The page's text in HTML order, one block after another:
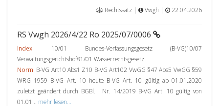
Rechtssatz |
Vwgh | 22.04.2026
RS Vwgh 2026/4/22 Ro 2025/07/0006
Index: 10/01 Bundes-Verfassungsgesetz (B-VG)10/07
Verwaltungsgerichtshof81/01 Wasserrechtsgesetz
Norm: B-VG Art10 Abs1 Z10 B-VG Art102 VwGG §47 Abs5 VwGG §59
WRG 1959 B-VG Art. 10 heute B-VG Art. 10 gültig ab 01.01.2020
zuletzt geändert durch BGBl. I Nr. 14/2019 B-VG Art. 10 gültig von
01.01... mehr lesen...